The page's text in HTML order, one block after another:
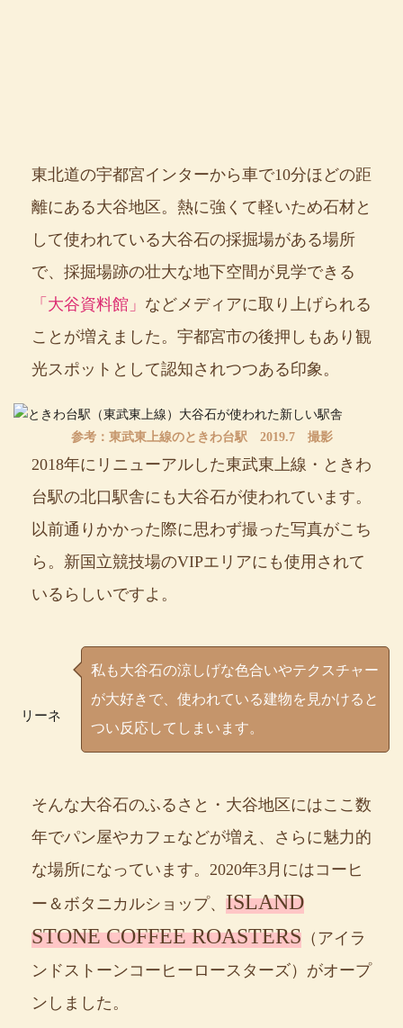
東北道の宇都宮インターから車で10分ほどの距
離にある大谷地区。熱に強くて軽いため石材と
して使われている大谷石の採掘場がある場所
で、採掘場跡の壮大な地下空間が見学できる
「大谷資料館」 などメディアに取り上げられる
ことが増えました。宇都宮市の後押しもあり観
光スポットとして認知されつつある印象。
参考：東武東上線のときわ台駅 2019.7 撮影
2018年にリニューアルした東武東上線・ときわ
台駅の北口駅舎にも大谷石が使われています。
以前通りかかった際に思わず撮った写真がこち
ら。新国立競技場のVIPエリアにも使用されて
いるらしいですよ。
リーネ
私も大谷石の涼しげな色合いやテクスチャー
が大好きで、使われている建物を見かけると
つい反応してしまいます。
そんな大谷石のふるさと・大谷地区にはここ数
年でパン屋やカフェなどが増え、さらに魅力的
な場所になっています。2020年3月にはコーヒ
ー＆ボタニカルショップ、 ISLAND
STONE COFFEE ROASTERS （アイラ
ンドストーンコーヒーロースターズ）がオープ
ンしました。